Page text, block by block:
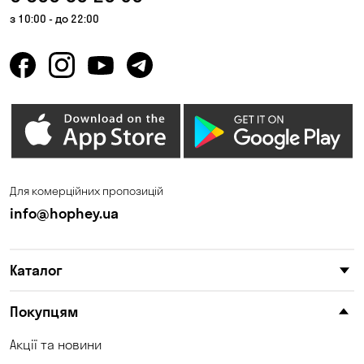
з 10:00 - до 22:00
Для комерційних пропозицій
info@hophey.ua
Каталог
Покупцям
Акції та новини